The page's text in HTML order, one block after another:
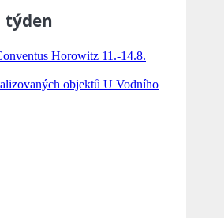
týden
Horowitz 11.-14.8.
objektů U Vodního